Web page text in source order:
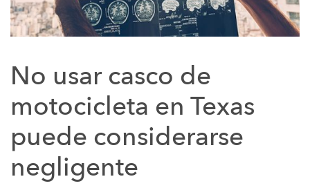
No usar casco de
motocicleta en Texas
puede considerarse
negligente